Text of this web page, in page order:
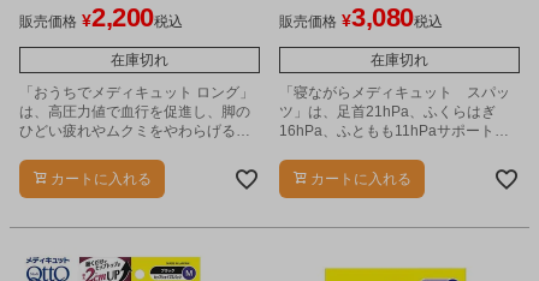
販売価格 ¥2,200税込
在庫切れ
「おうちでメディキュット ロング」
は、高圧力値で血行を促進し、脚の
ひどい疲れやムクミをやわらげるソ
カートに入れる
販売価格 ¥3,080税込
在庫切れ
「寝ながらメディキュット スパッ
ツ」は、足首21hPa、ふくらはぎ
16hPa、ふともも11hPaサポートの
カートに入れる